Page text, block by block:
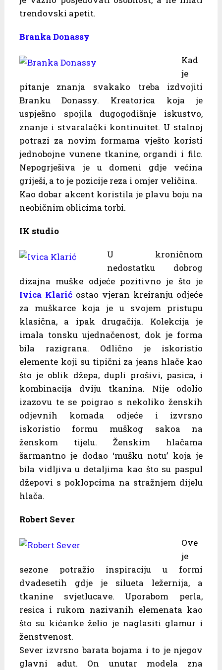
trendovski apetit.
Branka Donassy
Kad
je
pitanje znanja svakako treba izdvojiti
Branku Donassy. Kreatorica koja je
uspješno spojila dugogodišnje iskustvo,
znanje i stvaralački kontinuitet. U stalnoj
potrazi za novim formama vješto koristi
jednobojne vunene tkanine, organdi i filc.
Nepogrješiva je u domeni gdje većina
griješi, a to je pozicije reza i omjer veličina.
Kao dobar akcent koristila je plavu boju na
neobičnim oblicima torbi.
IK studio
U kroničnom
nedostatku dobrog
dizajna muške odjeće pozitivno je što je
Ivica Klarićostao vjeran kreiranju odjeće
za muškarce koja je u svojem pristupu
klasična, a ipak drugačija. Kolekcija je
imala tonsku ujednačenost, dok je forma
bila razigrana. Odlično je iskoristio
elemente koji su tipični za jeans hlače kao
što je oblik džepa, dupli prošivi, pasica, i
kombinacija dviju tkanina. Nije odolio
izazovu te se poigrao s nekoliko ženskih
odjevnih komada odjeće i izvrsno
iskoristio formu muškog sakoa na
ženskom tijelu. Ženskim hlačama
šarmantno je dodao ‘mušku notu’ koja je
bila vidljiva u detaljima kao što su paspul
džepovi s poklopcima na stražnjem dijelu
hlača.
Robert Sever
Ove
je
sezone potražio inspiraciju u formi
dvadesetih gdje je silueta ležernija, a
tkanine svjetlucave. Uporabom perla,
resica i rukom nazivanih elemenata kao
što su kićanke želio je naglasiti glamur i
ženstvenost.
Sever izvrsno barata bojama i to je njegov
glavni adut. On unutar modela zna